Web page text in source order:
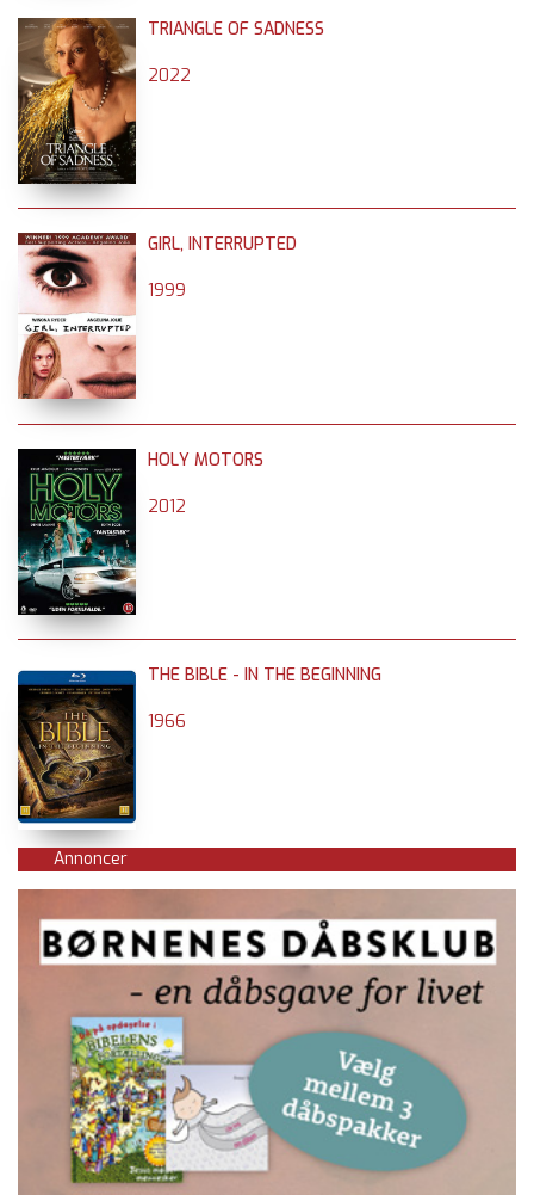
TRIANGLE OF SADNESS
2022
GIRL, INTERRUPTED
1999
HOLY MOTORS
2012
THE BIBLE - IN THE BEGINNING
1966
Annoncer